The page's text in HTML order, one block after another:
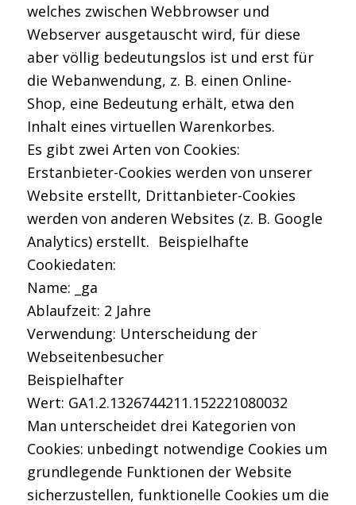
welches zwischen Webbrowser und
Webserver ausgetauscht wird, für diese
aber völlig bedeutungslos ist und erst für
die Webanwendung, z. B. einen Online-
Shop, eine Bedeutung erhält, etwa den
Inhalt eines virtuellen Warenkorbes.
Es gibt zwei Arten von Cookies:
Erstanbieter-Cookies werden von unserer
Website erstellt, Drittanbieter-Cookies
werden von anderen Websites (z. B. Google
Analytics) erstellt. Beispielhafte
Cookiedaten:
Name: _ga
Ablaufzeit: 2 Jahre
Verwendung: Unterscheidung der
Webseitenbesucher
Beispielhafter
Wert: GA1.2.1326744211.152221080032
Man unterscheidet drei Kategorien von
Cookies: unbedingt notwendige Cookies um
grundlegende Funktionen der Website
sicherzustellen, funktionelle Cookies um die